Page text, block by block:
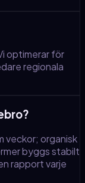
optimerar för
regionala
veckor; organisk
byggs stabilt
rapport varje